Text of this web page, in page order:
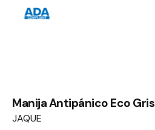
Manija Antipánico Eco Gris
JAQUE